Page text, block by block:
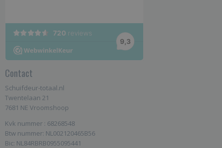
Contact
Schuifdeur-totaal.nl
Twentelaan 21
7681 NE Vroomshoop
Kvk nummer : 68268548
Btw nummer: NL002120465B56
Bic: NL84RBRB0955095441